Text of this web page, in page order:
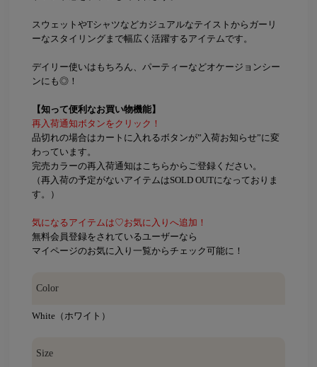
スウェットやTシャツなどカジュアルなテイストからガーリ
ーなスタイリングまで幅広く活躍するアイテムです。
デイリー使いはもちろん、パーティーなどオケージョンシー
ンにも◎！
【知って便利なお買い物機能】
再入荷通知ボタンをクリック！
品切れの場合はカートに入れるボタンが”入荷お知らせ”に変
わっています。
完売カラーの再入荷通知はこちらからご登録ください。
（再入荷の予定がないアイテムはSOLD OUTになっておりま
す。）
気になるアイテムは♡お気に入りへ追加！
無料会員登録をされているユーザーなら
マイページのお気に入り一覧からチェック可能に！
Color
White（ホワイト）
Size